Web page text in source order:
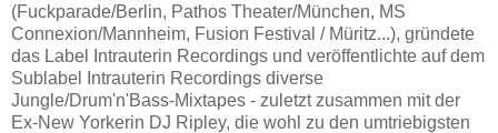
(Fuckparade/Berlin, Pathos Theater/München, MS
Connexion/Mannheim, Fusion Festival / Müritz...), gründete
das Label Intrauterin Recordings und veröffentlichte auf dem
Sublabel Intrauterin Recordings diverse
Jungle/Drum'n'Bass-Mixtapes - zuletzt zusammen mit der
Ex-New Yorkerin DJ Ripley, die wohl zu den umtriebigsten